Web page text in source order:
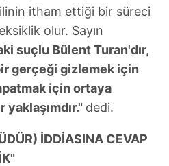
itham ettiği bir süreci
olur. Sayın
suçlu Bülent Turan'dır,
gerçeği gizlemek için
için ortaya
dedi.
İDDİASINA CEVAP